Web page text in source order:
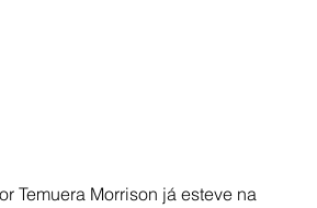
Temuera Morrison já esteve na